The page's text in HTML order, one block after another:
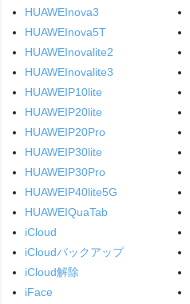
HUAWEInova3
HUAWEInova5T
HUAWEInovalite2
HUAWEInovalite3
HUAWEIP10lite
HUAWEIP20lite
HUAWEIP20Pro
HUAWEIP30lite
HUAWEIP30Pro
HUAWEIP40lite5G
HUAWEIQuaTab
iCloud
iCloudバックアップ
iCloud解除
iFace